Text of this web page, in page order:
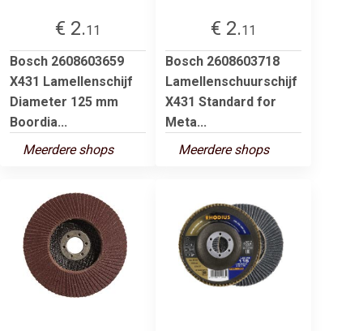
€ 2.11
Bosch 2608603659
X431 Lamellenschijf
Diameter 125 mm
Boordia...
Meerdere shops
€ 2.11
Bosch 2608603718
Lamellenschuurschijf
X431 Standard for
Meta...
Meerdere shops